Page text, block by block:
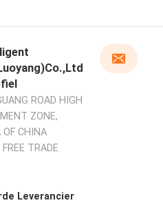
ROAD HIGH
ZONE,
OF CHINA
TRADE
Leverancier